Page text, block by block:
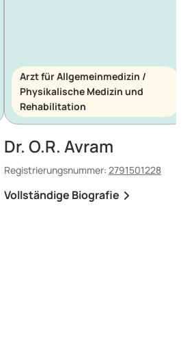
Arzt für Allgemeinmedizin /
Physikalische Medizin und
Rehabilitation
Dr. O.R. Avram
Registrierungsnummer: 2791501228
Vollständige Biografie